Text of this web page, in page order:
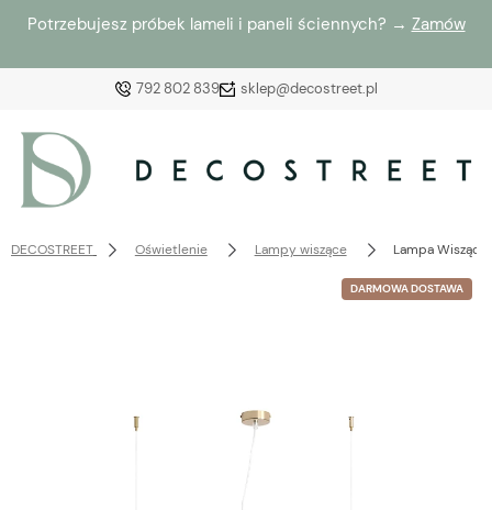
Potrzebujesz próbek lameli i paneli ściennych? → Zamów
792 802 839 sklep@decostreet.pl
Załóż konto
z poprzedniej sesji.
DECOSTREET Oświetlenie Lampy wiszące Lampa Wiszącą
DARMOWA DOSTAWA